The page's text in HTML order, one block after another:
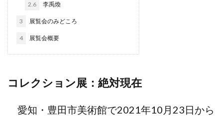
2.6 李禹煥
3 展覧会のみどころ
4 展覧会概要
コレクション展：絶対現在
愛知・豊田市美術館で2021年10月23日から